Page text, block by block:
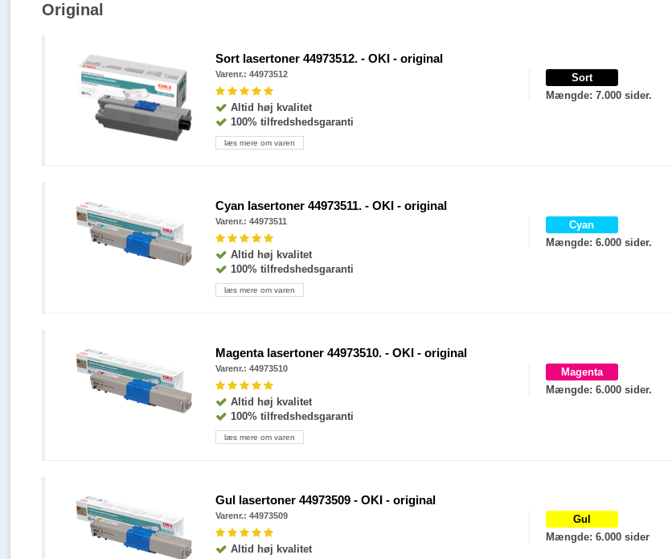
Original
Sort lasertoner 44973512. - OKI - original
Sort
Mængde: 7.000 sider.
Varenr.: 44973512
Altid høj kvalitet
100% tilfredshedsgaranti
læs mere om varen
Cyan lasertoner 44973511. - OKI - original
Cyan
Mængde: 6.000 sider.
Varenr.: 44973511
Altid høj kvalitet
100% tilfredshedsgaranti
læs mere om varen
Magenta lasertoner 44973510. - OKI - original
Magenta
Mængde: 6.000 sider.
Varenr.: 44973510
Altid høj kvalitet
100% tilfredshedsgaranti
læs mere om varen
Gul lasertoner 44973509 - OKI - original
Gul
Mængde: 6.000 sider
Varenr.: 44973509
Altid høj kvalitet